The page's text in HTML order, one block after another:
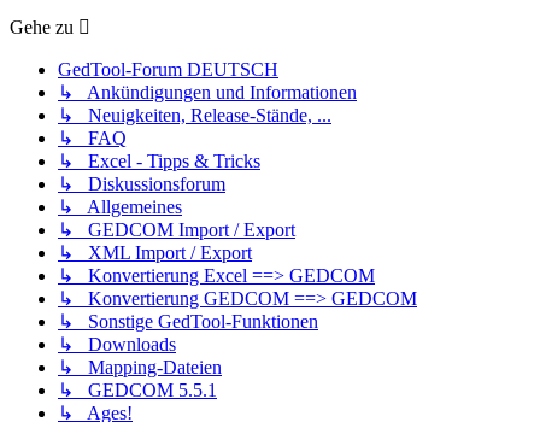
Gehe zu
GedTool-Forum DEUTSCH
↳ Ankündigungen und Informationen
↳ Neuigkeiten, Release-Stände, ...
↳ FAQ
↳ Excel - Tipps & Tricks
↳ Diskussionsforum
↳ Allgemeines
↳ GEDCOM Import / Export
↳ XML Import / Export
↳ Konvertierung Excel ==> GEDCOM
↳ Konvertierung GEDCOM ==> GEDCOM
↳ Sonstige GedTool-Funktionen
↳ Downloads
↳ Mapping-Dateien
↳ GEDCOM 5.5.1
↳ Ages!